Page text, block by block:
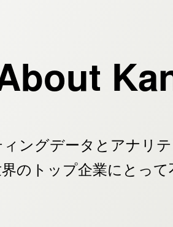
ングデータとアナリ
のトップ企業にとっ